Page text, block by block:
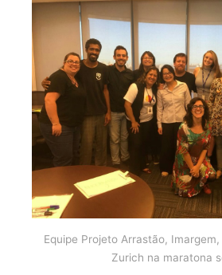
Equipe Projeto Arrastão,
Zurich na maratona